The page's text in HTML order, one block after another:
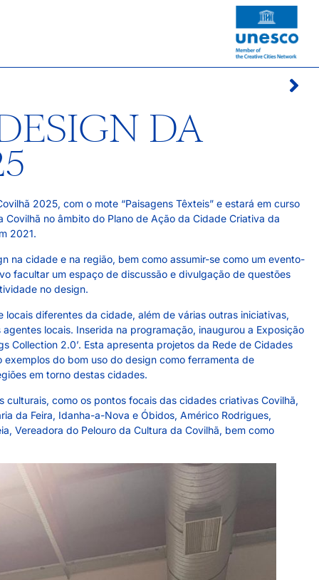
DA
2025, com o mote “Paisagens Têxteis” e estará em curso
no âmbito do Plano de Ação da Cidade Criativa da
2021.
na cidade e na região, bem como assumir-se como um evento-
facultar um espaço de discussão e divulgação de questões
no design.
diferentes da cidade, além de várias outras iniciativas,
locais. Inserida na programação, inaugurou a Exposição
Collection 2.0’. Esta apresenta projetos da Rede de Cidades
do bom uso do design como ferramenta de
em torno destas cidades.
como os pontos focais das cidades criativas Covilhã,
da Feira, Idanha-a-Nova e Óbidos, Américo Rodrigues,
Vereadora do Pelouro da Cultura da Covilhã, bem como